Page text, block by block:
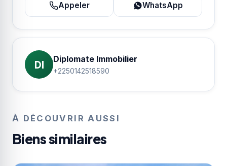
Appeler WhatsApp
DI Diplomate Immobilier
+2250142518590
À DÉCOUVRIR AUSSI
Biens similaires